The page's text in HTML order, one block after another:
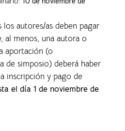
los autores/as deben pagar
al menos, una autora o
aportación (o
de simposio) deberá haber
inscripción y pago de
el día 1 de noviembre de